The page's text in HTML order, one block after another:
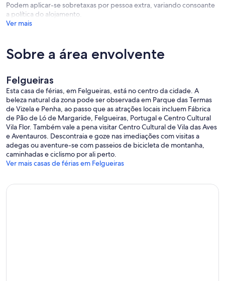
Podem aplicar-se sobretaxas por pessoa extra, variando consoante
a política do alojamento.
Ver mais
Sobre a área envolvente
Felgueiras
Esta casa de férias, em Felgueiras, está no centro da cidade. A
beleza natural da zona pode ser observada em Parque das Termas
de Vizela e Penha, ao passo que as atrações locais incluem Fábrica
de Pão de Ló de Margaride, Felgueiras, Portugal e Centro Cultural
Vila Flor. Também vale a pena visitar Centro Cultural de Vila das Aves
e Aventauros. Descontraia e goze nas imediações com visitas a
adegas ou aventure-se com passeios de bicicleta de montanha,
caminhadas e ciclismo por ali perto.
Ver mais casas de férias em Felgueiras